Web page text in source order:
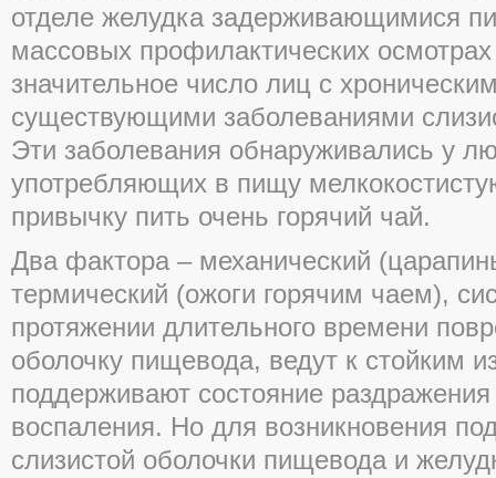
отделе желудка задерживающимися
массовых профилактических
значительное число лиц с
существующими заболеваниями
Эти заболевания обнаруживались у
употребляющих в пищу
привычку пить очень горячий чай.
Два фактора – механический
термический (ожоги горячим чаем),
протяжении длительного времени
оболочку пищевода, ведут к стойким
поддерживают состояние раздражения
воспаления. Но для возникновения
слизистой оболочки пищевода и